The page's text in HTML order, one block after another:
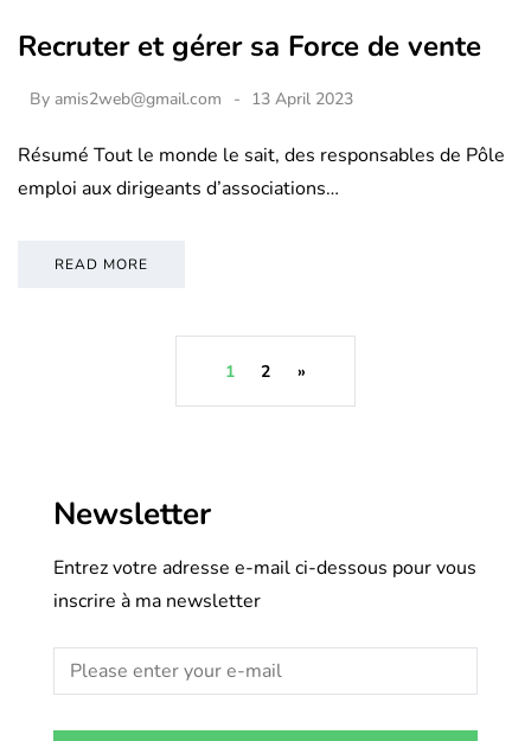
Recruter et gérer sa Force de vente
By amis2web@gmail.com 13 April 2023
Résumé Tout le monde le sait, des responsables de Pôle
emploi aux dirigeants d’associations…
READ MORE
1 2 »
Newsletter
Entrez votre adresse e-mail ci-dessous pour vous
inscrire à ma newsletter